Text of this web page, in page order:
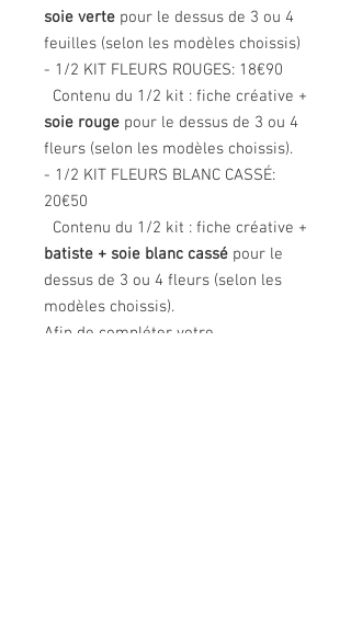
soie verte pour le dessus de 3 ou 4
feuilles (selon les modèles choissis)
- 1/2 KIT FLEURS ROUGES: 18€90
Contenu du 1/2 kit : fiche créative +
soie rouge pour le dessus de 3 ou 4
fleurs (selon les modèles choissis).
- 1/2 KIT FLEURS BLANC CASSÉ:
20€50
Contenu du 1/2 kit : fiche créative +
batiste + soie blanc cassé pour le
dessus de 3 ou 4 fleurs (selon les
modèles choissis).
Afin de compléter votre